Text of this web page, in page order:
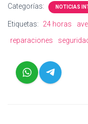
Categorías: NOTICIAS
Etiquetas: 24 horas
reparaciones